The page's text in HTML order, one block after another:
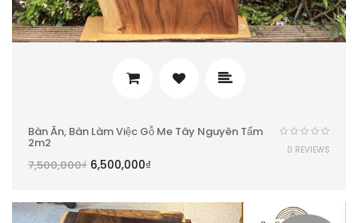
Bàn Ăn, Bàn Làm Việc Gỗ Me Tây Nguyên Tấm
2m2
7,500,000₫ 6,500,000₫
0 REVIEWS